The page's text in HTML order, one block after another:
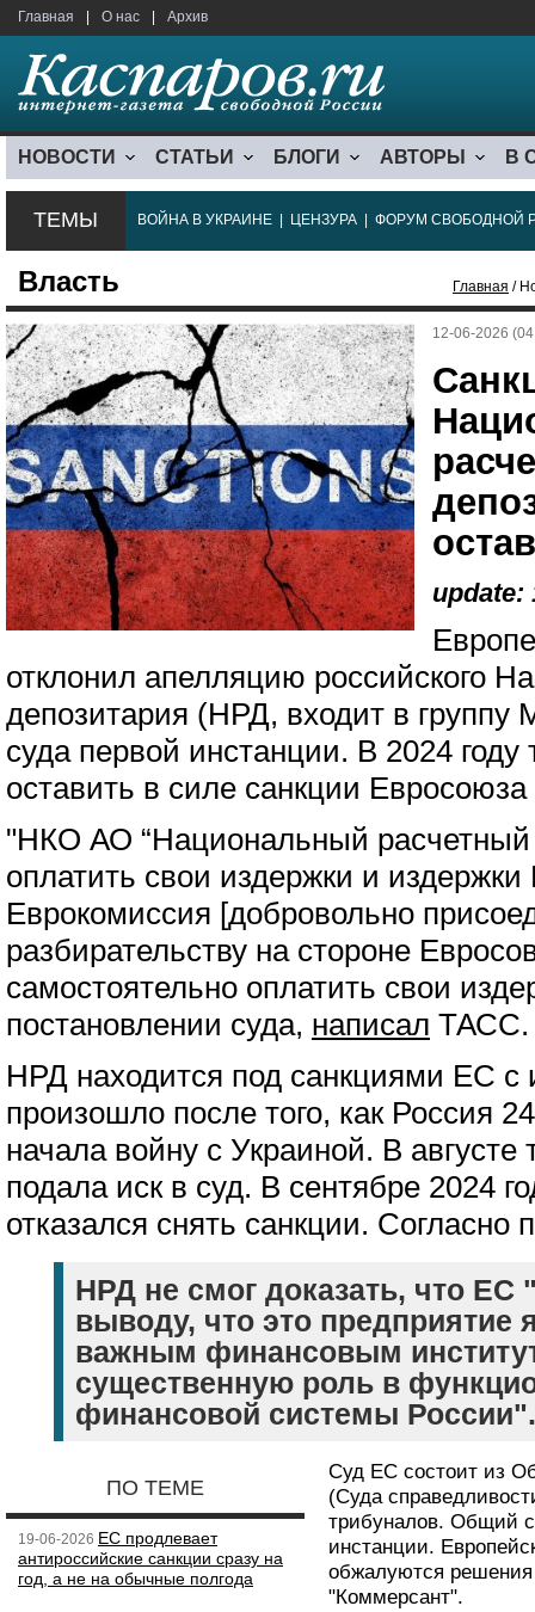
Главная О нас Архив
НОВОСТИ СТАТЬИ БЛОГИ АВТОРЫ В
ТЕМЫ ВОЙНА В УКРАИНЕ ЦЕНЗУРА ФОРУМ СВОБОДНОЙ
Власть Главная /
12-06-2026
update:
отклонил апелляцию российского
депозитария (НРД, входит в
суда первой инстанции. В 2024 году
оставить в силе санкции
"НКО АО “Национальный расчетный
оплатить свои издержки и издержки
Еврокомиссия [добровольно
разбирательству на стороне
самостоятельно оплатить свои
постановлении суда, написал ТАСС.
НРД находится под санкциями ЕС с
произошло после того, как Россия
начала войну с Украиной. В августе
подала иск в суд. В сентябре 2024
отказался снять санкции. Согласно
НРД не смог доказать, что ЕС
выводу, что это предприятие
важным финансовым
существенную роль в
финансовой системы России".
ПО ТЕМЕ
19-06-2026 ЕС продлевает
антироссийские санкции сразу на
год, а не на обычные полгода
Суд ЕС состоит из
(Суда
трибуналов. Общий
инстанции.
обжалуются
"Коммерсант".